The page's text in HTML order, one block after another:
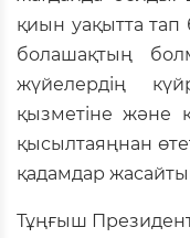
қиын уақытта
болашақтың
жүйелердің
қызметіне және
қысылтаяңнан
қадамдар
Тұңғыш